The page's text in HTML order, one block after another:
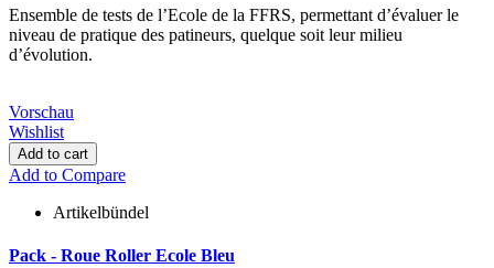
Ensemble de tests de l’Ecole de la FFRS, permettant d’évaluer le
niveau de pratique des patineurs, quelque soit leur milieu
d’évolution.
Vorschau
Wishlist
Add to cart
Add to Compare
Artikelbündel
Pack - Roue Roller Ecole Bleu